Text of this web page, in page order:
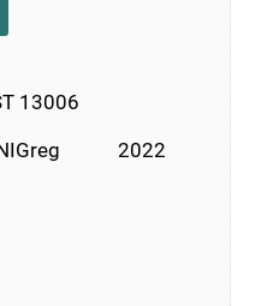
13006
2022